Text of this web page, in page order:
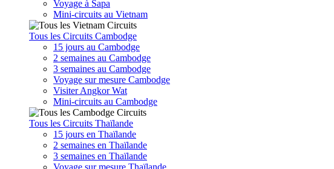
Voyage à Sapa
Mini-circuits au Vietnam
Tous les Circuits Cambodge
15 jours au Cambodge
2 semaines au Cambodge
3 semaines au Cambodge
Voyage sur mesure Cambodge
Visiter Angkor Wat
Mini-circuits au Cambodge
Tous les Circuits Thaïlande
15 jours en Thaïlande
2 semaines en Thaïlande
3 semaines en Thaïlande
Voyage sur mesure Thaïlande